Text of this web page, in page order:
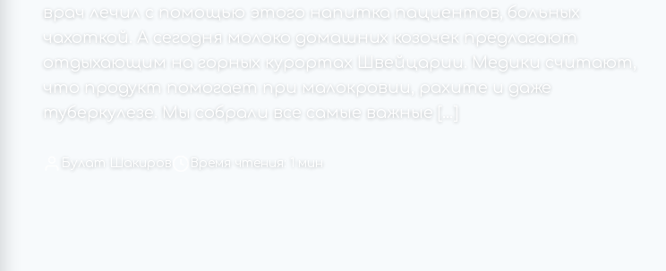
врач лечил с помощью этого напитка пациентов, больных
чахоткой. А сегодня молоко домашних козочек предлагают
отдыхающим на горных курортах Швейцарии. Медики считают,
что продукт помогает при малокровии, рахите и даже
туберкулезе. Мы собрали все самые важные […]
Булат Шакиров Время чтения: 1 мин